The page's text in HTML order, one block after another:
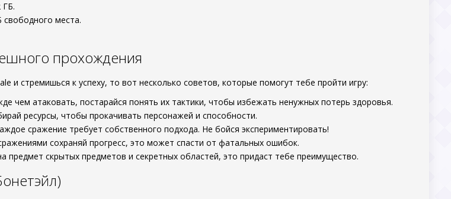
ГБ.
места.
прохождения
и стремишься к успеху, то вот несколько советов, которые помогут тебе пройти игру:
чем атаковать, постарайся понять их тактики, чтобы избежать ненужных потерь здоровья.
ресурсы, чтобы прокачивать персонажей и способности.
сражение требует собственного подхода. Не бойся экспериментировать!
сохраняй прогресс, это может спасти от фатальных ошибок.
предмет скрытых предметов и секретных областей, это придаст тебе преимущество.